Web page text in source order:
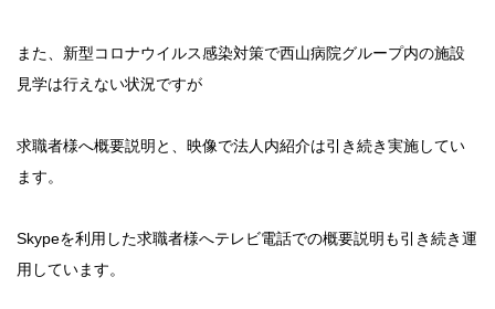
また、新型コロナウイルス感染対策で西山病院グループ内の施設
見学は行えない状況ですが
求職者様へ概要説明と、映像で法人内紹介は引き続き実施してい
ます。
Skypeを利用した求職者様へテレビ電話での概要説明も引き続き運
用しています。